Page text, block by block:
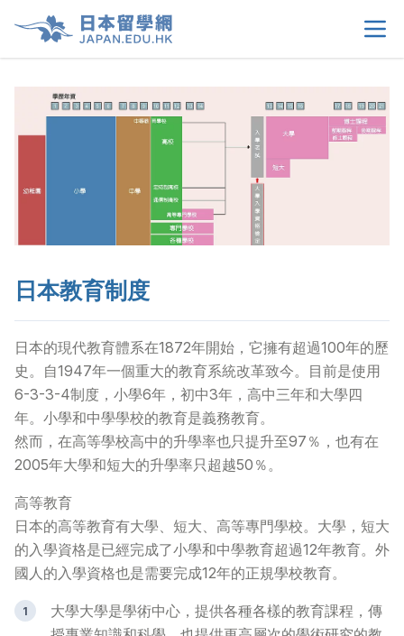
首頁 >
留學選擇
學生須知 >
生活情報
租屋資訊 >
當地申請文件
常見問題 >
聯絡我們
日本教育制度
日本的現代教育體系在1872年開始，它擁有超過100年的歷
史。自1947年一個重大的教育系統改革致今。目前是使用
6-3-3-4制度，小學6年，初中3年，高中三年和大學四
年。小學和中學學校的教育是義務教育。
然而，在高等學校高中的升學率也只提升至97％，也有在
2005年大學和短大的升學率只超越50％。
高等教育
日本的高等教育有大學、短大、高等專門學校。大學，短大
的入學資格是已經完成了小學和中學教育超過12年教育。外
國人的入學資格也是需要完成12年的正規學校教育。
大學大學是學術中心，提供各種各樣的教育課程，傳